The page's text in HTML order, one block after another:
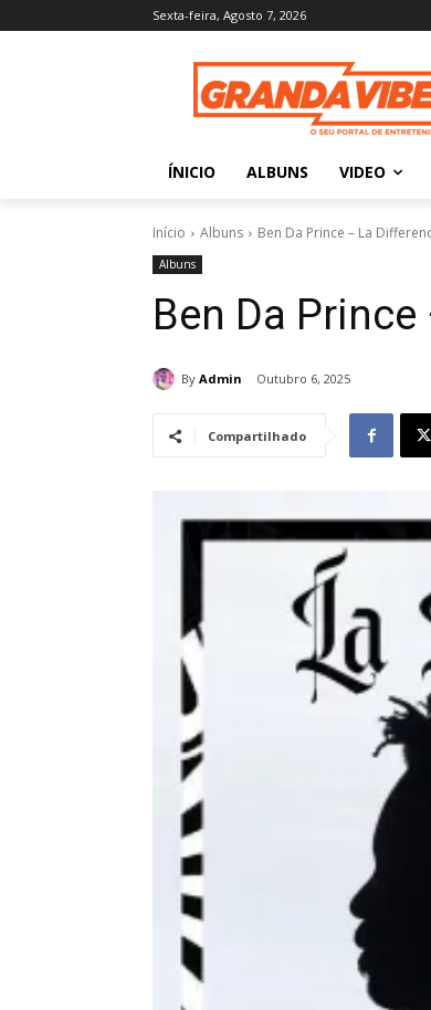
Sexta-feira, Agosto 7, 2026
ÍNICIO ALBUNS VIDEO
Início Albuns Ben Da Prince – La
Albuns
Ben Da
By Admin Outubro 6, 2025
Compartilhado